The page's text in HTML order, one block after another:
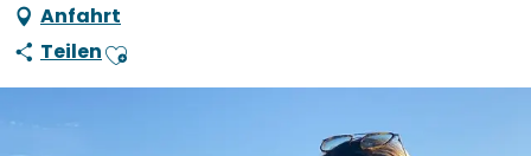
Anfahrt
TeilenAjouter aux favoris